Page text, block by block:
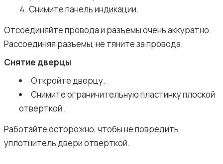
Снимите панель индикации.
Отсоединяйте провода и разъемы очень аккуратно.
Рассоединяя разъемы, не тяните за провода.
Снятие дверцы
Откройте дверцу.
Снимите ограничительную пластинку плоской
отверткой .
Работайте осторожно, чтобы не повредить
уплотнитель двери отверткой.